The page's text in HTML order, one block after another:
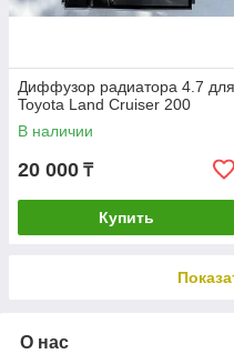
Диффузор радиатора 4.7 для
Toyota Land Cruiser 200
В наличии
20 000 ₸
Купить
О нас